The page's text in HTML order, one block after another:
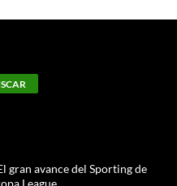
gran avance del Sporting de
League